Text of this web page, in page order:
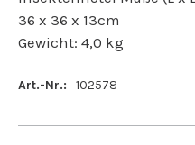
36 x 36 x 13cm
Gewicht: 4,0 kg
Art.-Nr.: 102578